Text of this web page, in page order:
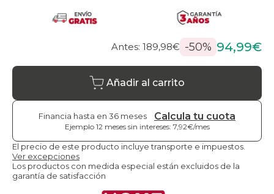
Antes: 189,98€ -50% 94,99€
Añadir al carrito
Financia hasta en 36 meses Calcula tu cuota
Ejemplo 12 meses sin intereses: 7,92€/mes
El precio de este producto incluye transporte e impuestos.
Ver excepciones
Los productos con medida especial están excluidos de la
garantía de satisfacción